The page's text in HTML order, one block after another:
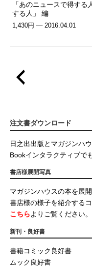
「あのニュースで得する
する人」 編
1,430円 — 2016.04.01
注文書ダウンロード
日之出出版とマガジンハ
Bookインタラクティブで
書店様展開写真
マガジンハウスの本を展
書店様の様子を紹介する
こちらよりご覧ください。
新刊・良好書
書籍コミック良好書
ムック良好書